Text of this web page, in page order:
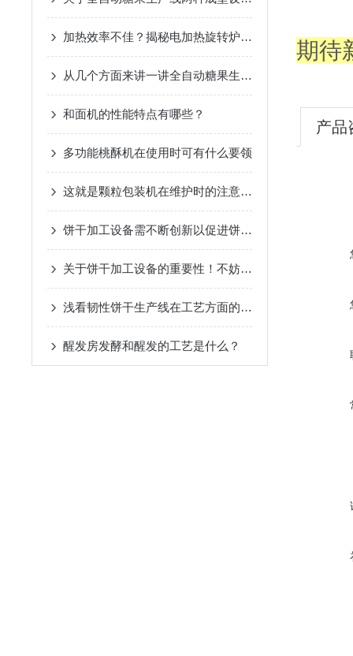
加热效率不佳？揭秘电加热旋转炉的常见问题与解决秘籍！
从几个方面来讲一讲全自动糖果生产线的维护技巧
和面机的性能特点有哪些？
多功能桃酥机在使用时可有什么要领
这就是颗粒包装机在维护时的注意事项
饼干加工设备需不断创新以促进饼干行业的发展
关于饼干加工设备的重要性！不妨进来看看！
浅看韧性饼干生产线在工艺方面的特点
醒发房发酵和醒发的工艺是什么？
期待
产品